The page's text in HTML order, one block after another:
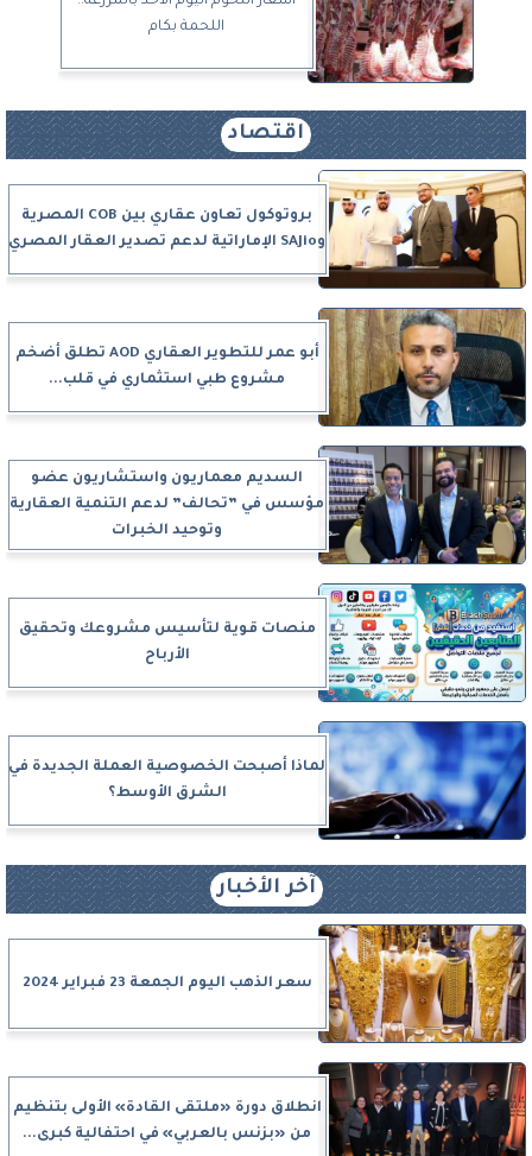
اللحمة بكام
اقتصاد
بروتوكول تعاون عقاري بين COB المصرية
وSAJio الإماراتية لدعم تصدير العقار المصري
أبو عمر للتطوير العقاري AOD تطلق أضخم
مشروع طبي استثماري في قلب...
السديم معماريون واستشاريون عضو
مؤسس في ”تحالف” لدعم التنمية العقارية
وتوحيد الخبرات
منصات قوية لتأسيس مشروعك وتحقيق
الأرباح
لماذا أصبحت الخصوصية العملة الجديدة في
الشرق الأوسط؟
آخر الأخبار
سعر الذهب اليوم الجمعة 23 فبراير 2024
انطلاق دورة «ملتقى القادة» الأولى بتنظيم
من «بزنس بالعربي» في احتفالية كبرى...